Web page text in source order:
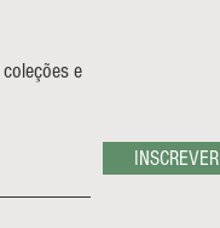
e
INSCREVER